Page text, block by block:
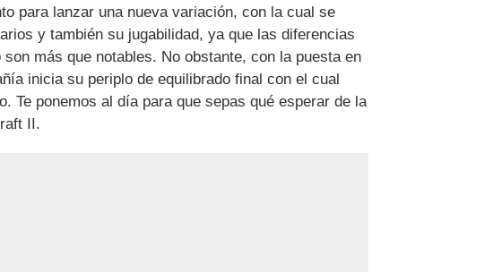
para lanzar una nueva variación, con la cual se
y también su jugabilidad, ya que las diferencias
más que notables. No obstante, con la puesta en
inicia su periplo de equilibrado final con el cual
Te ponemos al día para que sepas qué esperar de la
II.